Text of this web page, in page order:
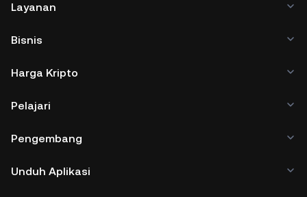
Layanan
Bisnis
Harga Kripto
Pelajari
Pengembang
Unduh Aplikasi